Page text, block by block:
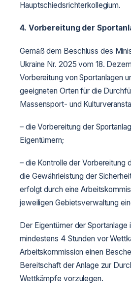
Hauptschiedsrichterkollegium.
4. Vorbereitung der
Gemäß dem Beschluss des
Ukraine Nr. 2025 vom 18.
Vorbereitung von Sportanlagen
geeigneten Orten für die
Massensport- und
– die Vorbereitung der
Eigentümern;
– die Kontrolle der Vorbereitung
die Gewährleistung der
erfolgt durch eine
jeweiligen Gebietsverwaltung
Der Eigentümer der
mindestens 4 Stunden vor
Arbeitskommission einen
Bereitschaft der Anlage zur
Wettkämpfe vorzulegen.